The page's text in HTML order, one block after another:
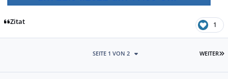
Zitat 1
WEITER
SEITE 1 VON 2